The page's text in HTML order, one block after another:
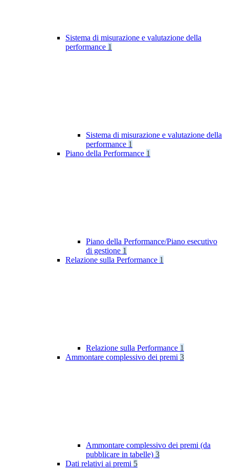
Sistema di misurazione e valutazione della
performance 1
Sistema di misurazione e valutazione della
performance 1
Piano della Performance 1
Piano della Performance/Piano esecutivo
di gestione 1
Relazione sulla Performance 1
Relazione sulla Performance 1
Ammontare complessivo dei premi 3
Ammontare complessivo dei premi (da
pubblicare in tabelle) 3
Dati relativi ai premi 5